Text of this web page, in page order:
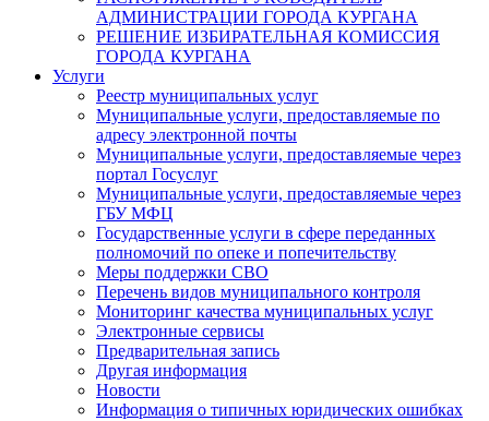
АДМИНИСТРАЦИИ ГОРОДА КУРГАНА
РЕШЕНИЕ ИЗБИРАТЕЛЬНАЯ КОМИССИЯ
ГОРОДА КУРГАНА
Услуги
Реестр муниципальных услуг
Муниципальные услуги, предоставляемые по
адресу электронной почты
Муниципальные услуги, предоставляемые через
портал Госуслуг
Муниципальные услуги, предоставляемые через
ГБУ МФЦ
Государственные услуги в сфере переданных
полномочий по опеке и попечительству
Меры поддержки СВО
Перечень видов муниципального контроля
Мониторинг качества муниципальных услуг
Электронные сервисы
Предварительная запись
Другая информация
Новости
Информация о типичных юридических ошибках